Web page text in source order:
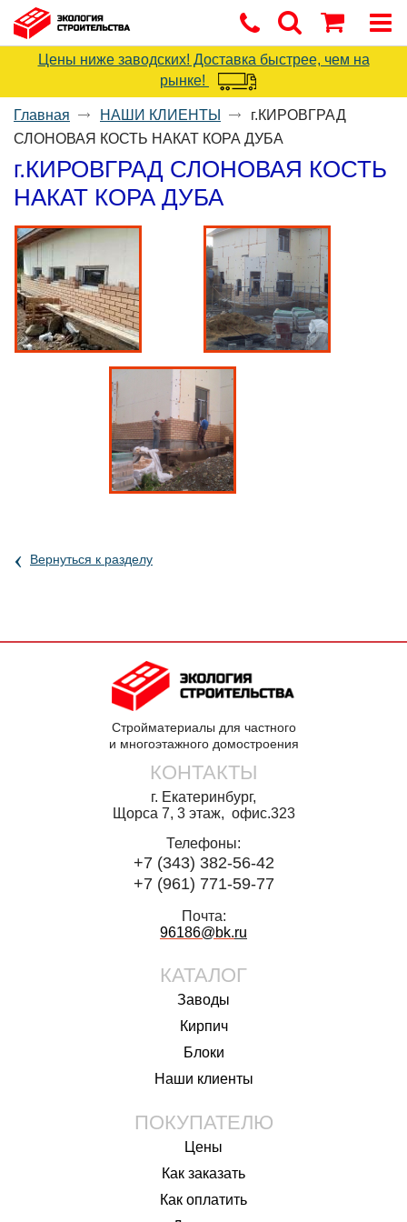
Цены ниже заводских! Доставка быстрее, чем на
рынке!
Главная НАШИ КЛИЕНТЫ
г.КИРОВГРАД
СЛОНОВАЯ КОСТЬ НАКАТ КОРА ДУБА
г.КИРОВГРАД СЛОНОВАЯ КОСТЬ
НАКАТ КОРА ДУБА
‹ Вернуться к разделу
Стройматериалы для частного
и многоэтажного домостроения
КОНТАКТЫ
г. Екатеринбург,
Щорса 7, 3 этаж, офис.323
Телефоны:
+7 (343) 382-56-42
+7 (961) 771-59-77
Почта:
96186@bk.ru
КАТАЛОГ
Заводы
Кирпич
Блоки
Наши клиенты
ПОКУПАТЕЛЮ
Цены
Как заказать
Как оплатить